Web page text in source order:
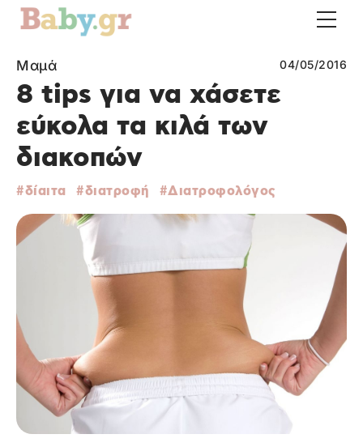
Μαμά 04/05/2016
8 tips για να χάσετε
εύκολα τα κιλά των
διακοπών
δίαιτα διατροφή Διατροφολόγος